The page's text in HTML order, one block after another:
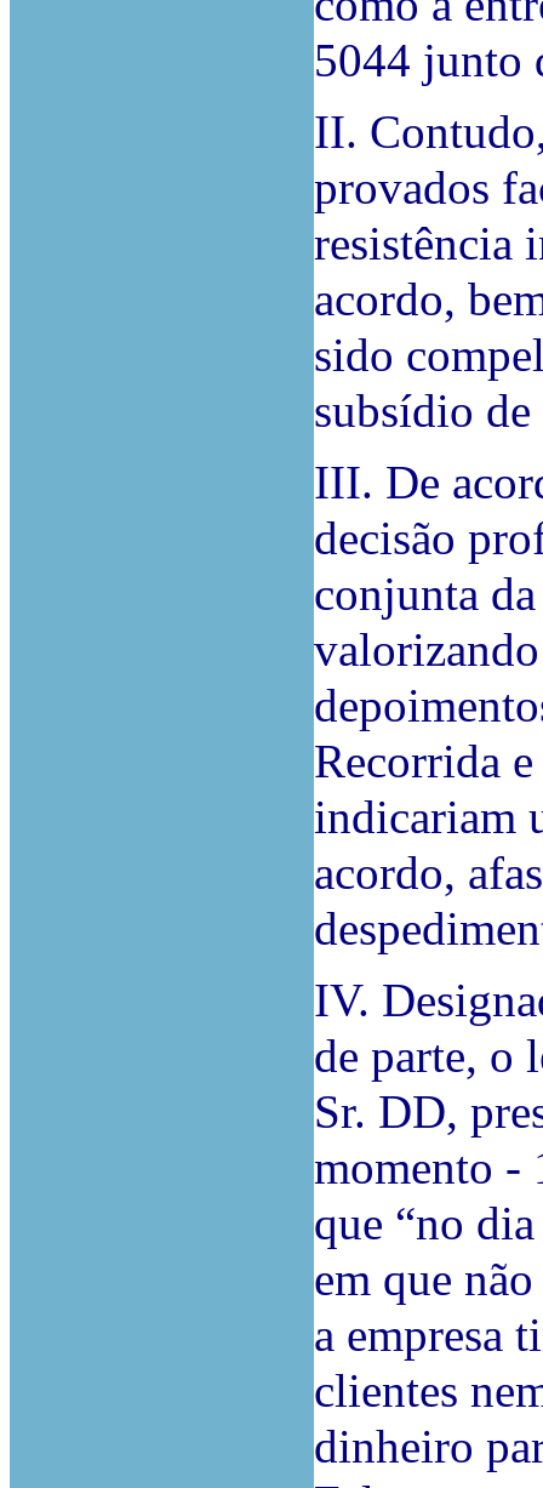
5044 junto
II.
provados
resistência
acordo,
sido
subsídio de
III. De
decisão
conjunta
Recorrida
indicariam
acordo,
IV.
de parte, o
Sr. DD,
momento -
que “no
em que
a empresa
clientes
dinheiro